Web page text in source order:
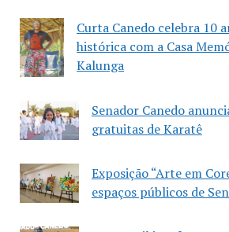
Curta Canedo celebra 10
histórica com a Casa
Kalunga
Senador Canedo
gratuitas de Karatê
Exposição “Arte em
espaços públicos de